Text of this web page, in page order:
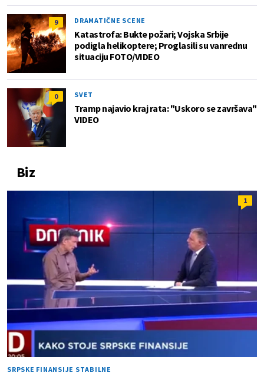
9 DRAMATIČNE SCENE
Katastrofa: Bukte požari; Vojska Srbije
podigla helikoptere; Proglasili su vanrednu
situaciju FOTO/VIDEO
0 SVET
Tramp najavio kraj rata: "Uskoro se završava"
VIDEO
Biz
1
SRPSKE FINANSIJE STABILNE